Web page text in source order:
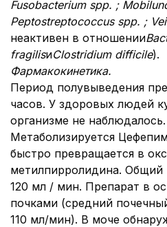
Fusobacterium ѕрр. ;
Peptostreptococcus ѕрр. ;
неактивен в отношении
fragilisиClostridium difficile).
Фармакокинетика.
Период полувыведения
часов. У здоровых людей
организме не наблюдалось.
Метаболизируется
быстро превращается в
метилпирролидина. Общий
120 мл / мин. Препарат в
почками (средний
110 мл/мин). В моче